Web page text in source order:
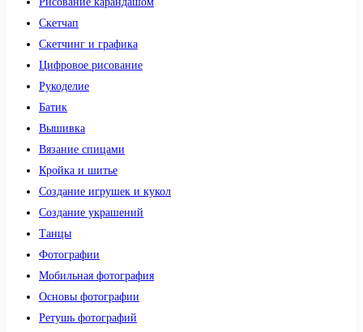
Скетчап
Скетчинг и графика
Цифровое рисование
Рукоделие
Батик
Вышивка
Вязание спицами
Кройка и шитье
Создание игрушек и кукол
Создание украшений
Танцы
Фотографии
Мобильная фотография
Основы фотографии
Ретушь фотографий